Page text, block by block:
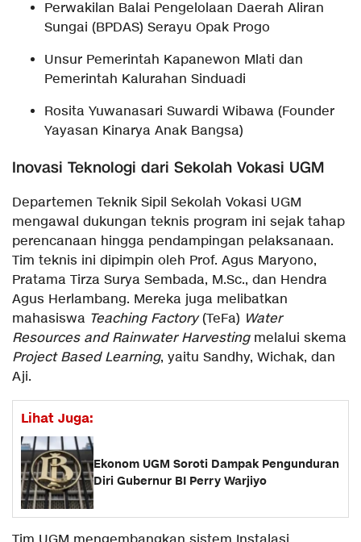
Perwakilan Balai Pengelolaan Daerah Aliran
Sungai (BPDAS) Serayu Opak Progo
Unsur Pemerintah Kapanewon Mlati dan
Pemerintah Kalurahan Sinduadi
Rosita Yuwanasari Suwardi Wibawa (Founder
Yayasan Kinarya Anak Bangsa)
Inovasi Teknologi dari Sekolah Vokasi UGM
Departemen Teknik Sipil Sekolah Vokasi UGM
mengawal dukungan teknis program ini sejak tahap
perencanaan hingga pendampingan pelaksanaan.
Tim teknis ini dipimpin oleh Prof. Agus Maryono,
Pratama Tirza Surya Sembada, M.Sc., dan Hendra
Agus Herlambang. Mereka juga melibatkan
mahasiswa Teaching Factory(TeFa) Water
Resources and Rainwater Harvestingmelalui skema
Project Based Learning, yaitu Sandhy, Wichak, dan
Aji.
Lihat Juga:
Ekonom UGM Soroti Dampak Pengunduran
Diri Gubernur BI Perry Warjiyo